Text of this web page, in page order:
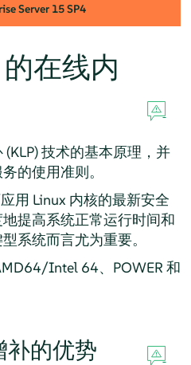
Server 15 SP4
在线内
技术的基本原理，并
的使用准则。
用 Linux 内核的最新安全
提高系统正常运行时间和
系统而言尤为重要。
Intel 64、POWER 和
补的优势